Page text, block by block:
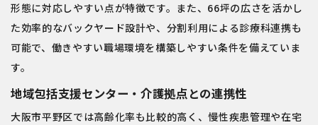
形態に対応しやすい点が特徴です。また、66坪の広さを活かし
た効率的なバックヤード設計や、分割利用による診療科連携も
可能で、働きやすい職場環境を構築しやすい条件を備えていま
す。
地域包括支援センター・介護拠点との連携性
大阪市平野区では高齢化率も比較的高く、慢性疾患管理や在宅